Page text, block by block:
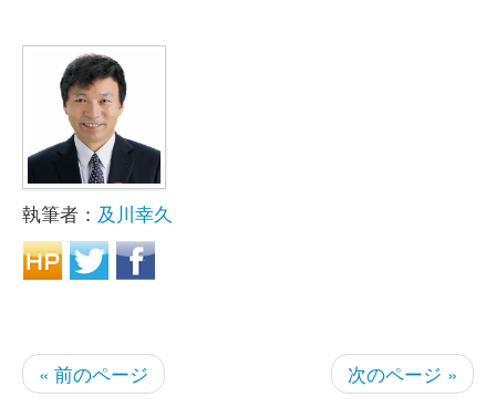
執筆者： 及川幸久
« 前のページ 次のページ »